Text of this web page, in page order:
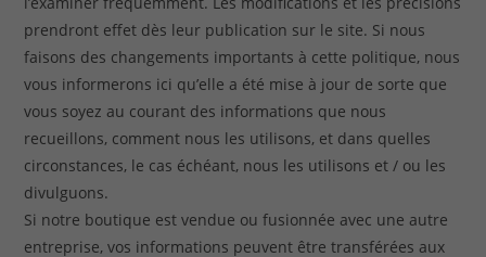
prendront effet dès leur publication sur le site. Si nous
faisons des changements importants à cette politique, nous
vous informerons ici qu’elle a été mise à jour de sorte que
vous soyez au courant des informations que nous
recueillons, comment nous les utilisons, et dans quelles
circonstances, le cas échéant, nous les utilisons et / ou les
divulguons.
Si notre boutique est vendue ou fusionnée avec une autre
entreprise, vos informations peuvent être transférées aux